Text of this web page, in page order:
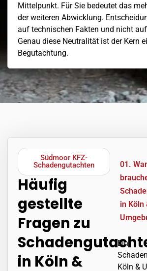
Mittelpunkt. Für Sie bedeutet das
der weiteren Abwicklung.
auf technischen Fakten und nicht
Genau diese Neutralität ist der Kern
Begutachtung.
Südmoor KFZ-
Schadengutachten
Häufig
gestellte
Fragen zu
in Köln &
01.
in Köln
Ein
Köln &